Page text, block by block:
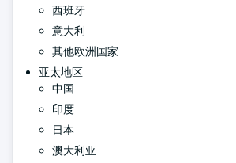
西班牙
意大利
其他欧洲国家
亚太地区
中国
印度
日本
澳大利亚